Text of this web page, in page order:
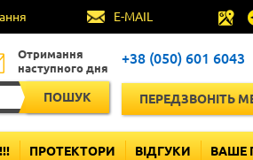
E-MAIL
Отримання
наступного дня
ПОШУК
+38 (050) 601 6043
ПЕРЕДЗВОНІТЬ
ПРОТЕКТОРИ ВІДГУКИ ВАШЕ